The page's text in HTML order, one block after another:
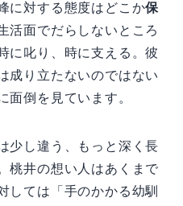
に対する態度はどこか保
活面でだらしないところ
に叱り、時に支える。彼
成り立たないのではない
面倒を見ています。
少し違う、もっと深く長
桃井の想い人はあくまで
しては「手のかかる幼馴